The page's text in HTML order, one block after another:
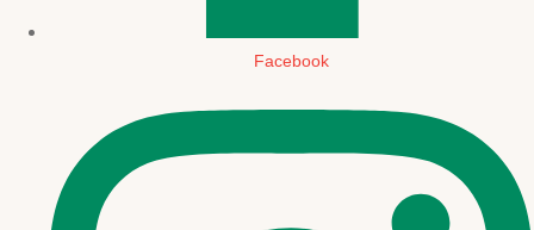
Facebook